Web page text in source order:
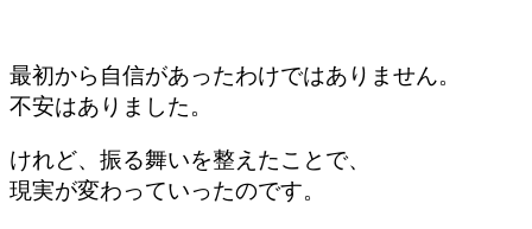
最初から自信があったわけではありません。
不安はありました。
けれど、振る舞いを整えたことで、
現実が変わっていったのです。